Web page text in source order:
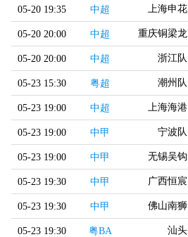
05-20 19:35 中超 上海申花
05-20 20:00 中超 重庆铜梁龙
05-20 20:00 中超 浙江队
05-23 15:30 粤超 潮州队
05-23 19:00 中超 上海海港
05-23 19:00 中甲 宁波队
05-23 19:00 中甲 无锡吴钩
05-23 19:30 中甲 广西恒宸
05-23 19:30 中甲 佛山南狮
05-23 19:30 粤BA 汕头